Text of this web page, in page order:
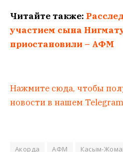
Читайте также:
участием сына
приостановили – АФМ
Нажмите сюда, чтобы
новости в нашем
Акорда АФМ Касым-